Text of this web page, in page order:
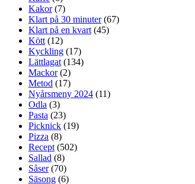
Kakor(7)
Klart på 30 minuter(67)
Klart på en kvart (45)
Kött (12)
Kyckling (17)
Lättlagat (134)
Mackor(2)
Metod (17)
Nyårsmeny 2024 (11)
Odla (3)
Pasta (23)
Picknick (19)
Pizza (8)
Recept (502)
Sallad (8)
Såser(70)
Säsong (6)